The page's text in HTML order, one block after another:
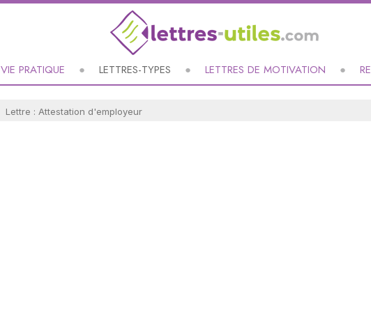
VIE PRATIQUE LETTRES-TYPES LETTRES DE MOTIVATION
Lettre : Attestation d'employeur